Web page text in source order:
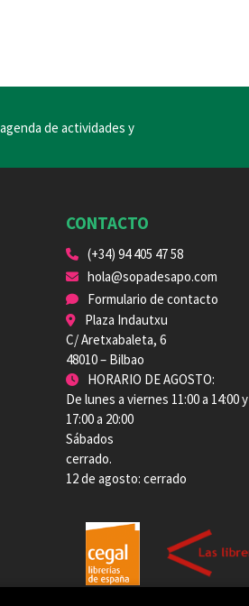
de actividades y
CONTACTO
(+34) 94 405 47 58
hola@sopadesapo.com
Formulario de contacto
Plaza Indautxu
C/ Aretxabaleta, 6
48010 – Bilbao
HORARIO DE AGOSTO:
De lunes a viernes 11:00 a 14:00 y
17:00 a 20:00
Sábados
cerrado.
12 de agosto: cerrado